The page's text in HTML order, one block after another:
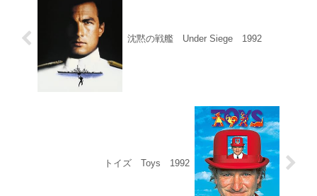
沈黙の戦艦 Under Siege 1992
トイズ Toys 1992